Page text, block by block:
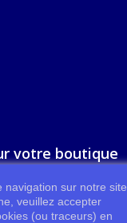
votre boutique
navigation sur notre site
veuillez accepter
(ou traceurs) en